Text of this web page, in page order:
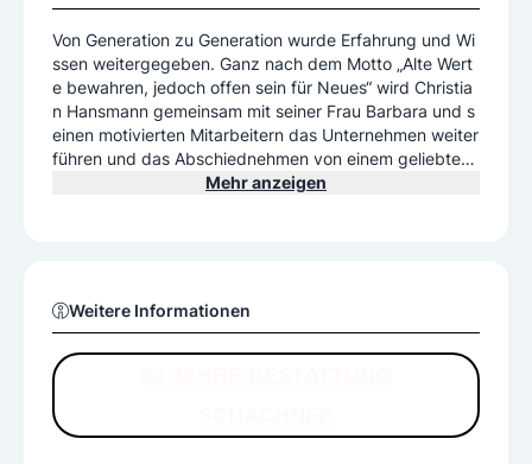
Von Generation zu Generation wurde Erfahrung und Wi
ssen weitergegeben. Ganz nach dem Motto „Alte Wert
e bewahren, jedoch offen sein für Neues“ wird Christia
n Hansmann gemeinsam mit seiner Frau Barbara und s
einen motivierten Mitarbeitern das Unternehmen weiter
führen und das Abschiednehmen von einem geliebten
Menschen pietätvoll und würdevoll ermöglichen.
Mehr anzeigen
Weitere Informationen